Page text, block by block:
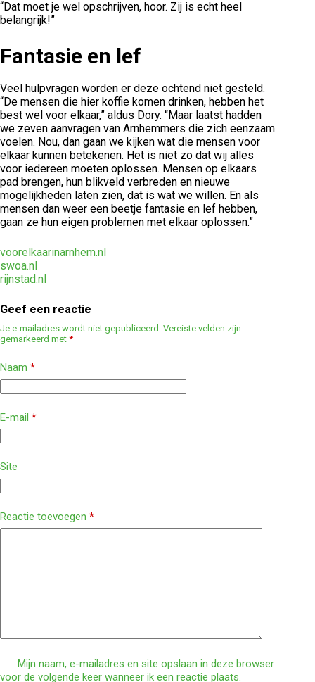
“Dat moet je wel opschrijven, hoor. Zij is echt heel
belangrijk!”
Fantasie en lef
Veel hulpvragen worden er deze ochtend niet gesteld.
“De mensen die hier koffie komen drinken, hebben het
best wel voor elkaar,” aldus Dory. “Maar laatst hadden
we zeven aanvragen van Arnhemmers die zich eenzaam
voelen. Nou, dan gaan we kijken wat die mensen voor
elkaar kunnen betekenen. Het is niet zo dat wij alles
voor iedereen moeten oplossen. Mensen op elkaars
pad brengen, hun blikveld verbreden en nieuwe
mogelijkheden laten zien, dat is wat we willen. En als
mensen dan weer een beetje fantasie en lef hebben,
gaan ze hun eigen problemen met elkaar oplossen.”
voorelkaarinarnhem.nl
swoa.nl
rijnstad.nl
Geef een reactie
Je e-mailadres wordt niet gepubliceerd. Vereiste velden zijn
gemarkeerd met *
Naam *
E-mail *
Site
Reactie toevoegen *
Mijn naam, e-mailadres en site opslaan in deze browser
voor de volgende keer wanneer ik een reactie plaats.